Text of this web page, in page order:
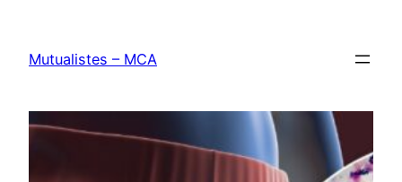
contenu
Mutualistes – MCA